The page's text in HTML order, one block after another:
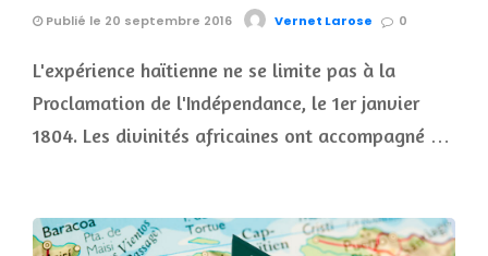
Publié le 20 septembre 2016 Vernet Larose 0
L'expérience haïtienne ne se limite pas à la
Proclamation de l'Indépendance, le 1er janvier
1804. Les divinités africaines ont accompagné …